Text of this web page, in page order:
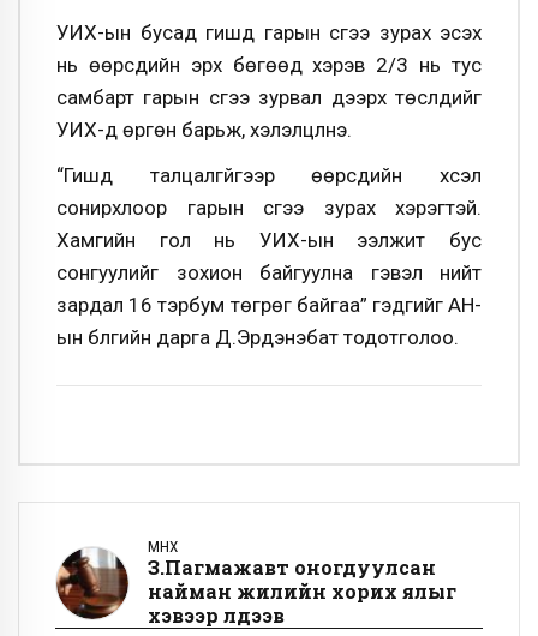
УИХ-ын бусад гишүүд гарын үсгээ зурах эсэх
нь өөрсдийн эрх бөгөөд хэрэв 2/3 нь тус
самбарт гарын үсгээ зурвал дээрх төслүүдийг
УИХ-д өргөн барьж, хэлэлцүүлнэ.
“Гишүүд талцалгүйгээр өөрсдийн хүсэл
сонирхлоор гарын үсгээ зурах хэрэгтэй.
Хамгийн гол нь УИХ-ын ээлжит бус
сонгуулийг зохион байгуулна гэвэл нийт
зардал 16 тэрбум төгрөг байгаа” гэдгийг АН-
ын бүлгийн дарга Д.Эрдэнэбат тодотголоо.
ӨМНӨХ
З.Пагмажавт оногдуулсан
найман жилийн хорих ялыг
хэвээр үлдээв